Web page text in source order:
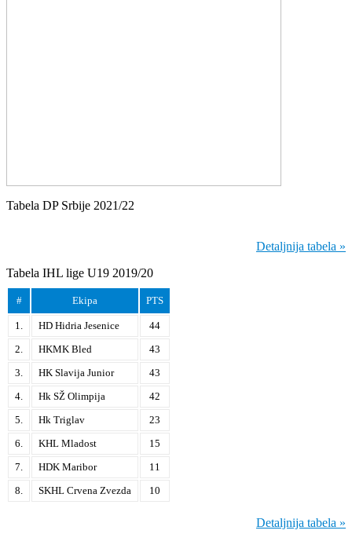
Tabela DP Srbije 2021/22
Detaljnija tabela »
Tabela IHL lige U19 2019/20
# Ekipa PTS
1. HD Hidria Jesenice
44
2.
HKMK Bled
43
3.
HK Slavija Junior
43
4.
Hk SŽ Olimpija
42
5.
Hk Triglav
23
6.
KHL Mladost
15
7.
HDK Maribor
11
8.
SKHL Crvena Zvezda 10
Detaljnija tabela »